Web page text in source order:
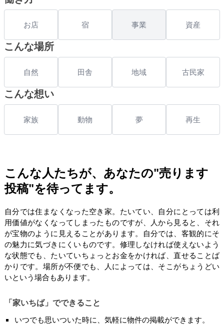
お店 宿 事業 資産
こんな場所
自然 田舎 地域 古民家
こんな想い
家族 動物 夢 再生
こんな人たちが、あなたの"売ります
投稿"を待ってます。
自分では住まなくなった空き家。たいてい、自分にとっては利
用価値がなくなってしまったものですが、人から見ると、それ
が宝物のように見えることがあります。自分では、客観的にそ
の魅力に気づきにくいものです。修理しなければ使えないよう
な状態でも、たいていちょっとお金をかければ、直せることば
かりです。場所が不便でも、人によっては、そこがちょうどい
いという場合もあります。
「家いちば」でできること
いつでも思いついた時に、気軽に物件の掲載ができます。